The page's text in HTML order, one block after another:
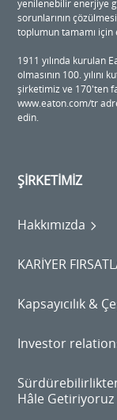
yenilenebilir enerjiye
sorunlarının
toplumun tamamı
1911 yılında kurulan
olmasının 100.
şirketimiz ve 170'ten
www.eaton.com/tr
edin.
ŞİRKETİMİZ
Hakkımızda
KARİYER
Kapsayıcılık &
Investor
Hâle Getiriyoruz